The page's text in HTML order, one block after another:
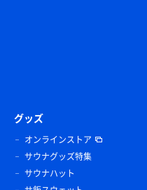
グッズ
オンラインストア
サウナグッズ特集
サウナハット